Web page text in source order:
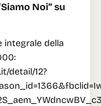
Noi” su
integrale della
detail/12?